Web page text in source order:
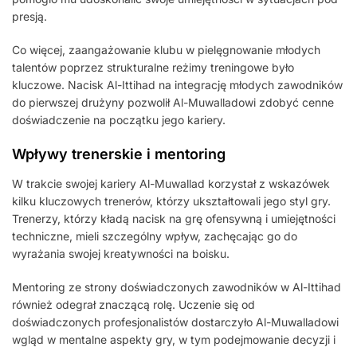
presją.
Co więcej, zaangażowanie klubu w pielęgnowanie młodych
talentów poprzez strukturalne reżimy treningowe było
kluczowe. Nacisk Al-Ittihad na integrację młodych zawodników
do pierwszej drużyny pozwolił Al-Muwalladowi zdobyć cenne
doświadczenie na początku jego kariery.
Wpływy trenerskie i mentoring
W trakcie swojej kariery Al-Muwallad korzystał z wskazówek
kilku kluczowych trenerów, którzy ukształtowali jego styl gry.
Trenerzy, którzy kładą nacisk na grę ofensywną i umiejętności
techniczne, mieli szczególny wpływ, zachęcając go do
wyrażania swojej kreatywności na boisku.
Mentoring ze strony doświadczonych zawodników w Al-Ittihad
również odegrał znaczącą rolę. Uczenie się od
doświadczonych profesjonalistów dostarczyło Al-Muwalladowi
wgląd w mentalne aspekty gry, w tym podejmowanie decyzji i